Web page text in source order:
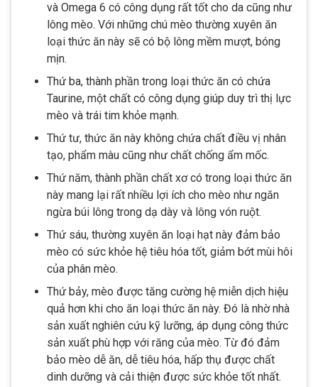
và Omega 6 có công dụng rất tốt cho da cũng như
lông mèo. Với những chú mèo thường xuyên ăn
loại thức ăn này sẽ có bộ lông mềm mượt, bóng
mịn.
Thứ ba, thành phần trong loại thức ăn có chứa
Taurine, một chất có công dụng giúp duy trì thị lực
mèo và trái tim khỏe mạnh.
Thứ tư, thức ăn này không chứa chất điều vị nhân
tạo, phẩm màu cũng như chất chống ẩm mốc.
Thứ năm, thành phần chất xơ có trong loại thức ăn
này mang lại rất nhiều lợi ích cho mèo như ngăn
ngừa búi lông trong dạ dày và lông vón ruột.
Thứ sáu, thường xuyên ăn loại hạt này đảm bảo
mèo có sức khỏe hệ tiêu hóa tốt, giảm bớt mùi hôi
của phân mèo.
Thứ bảy, mèo được tăng cường hệ miễn dịch hiệu
quả hơn khi cho ăn loại thức ăn này. Đó là nhờ nhà
sản xuất nghiên cứu kỹ lưỡng, áp dụng công thức
sản xuất phù hợp với răng của mèo. Từ đó đảm
bảo mèo dễ ăn, dễ tiêu hóa, hấp thụ được chất
dinh dưỡng và cải thiện được sức khỏe tốt nhất.